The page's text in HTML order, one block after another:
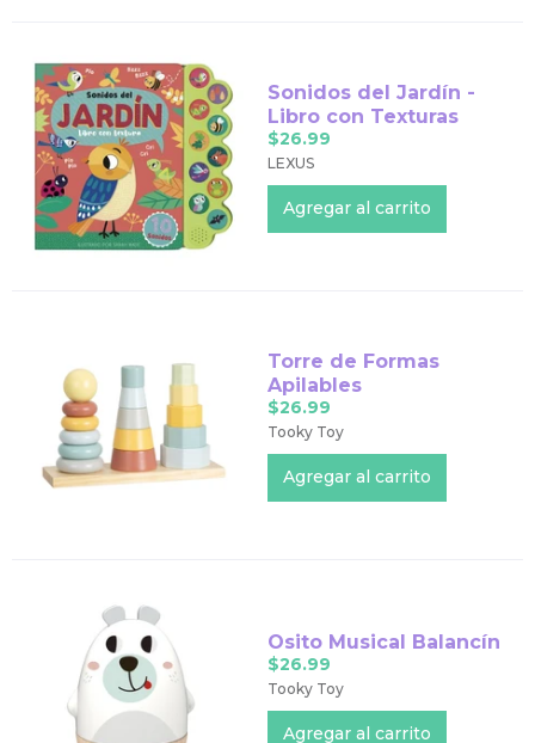
Sonidos del Jardín -
Libro con Texturas
$26.99
LEXUS
Torre de Formas
Apilables
$26.99
Tooky Toy
Osito Musical Balancín
$26.99
Tooky Toy